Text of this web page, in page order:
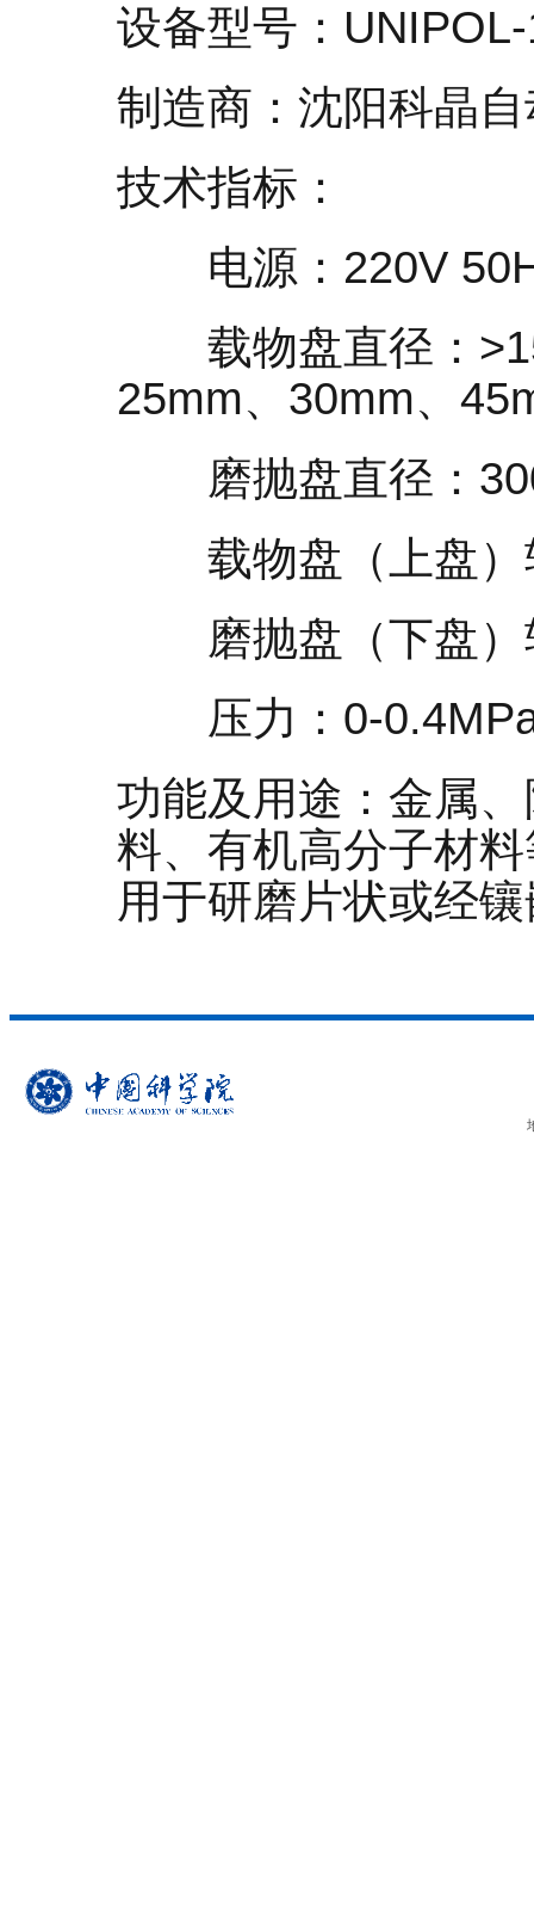
设备型号：
制造商：沈阳科晶
技术指标：
电源：220V
载物盘直径：
25mm、30mm、
磨抛盘直径：
载物盘（上盘）
磨抛盘（下盘）
压力：0-
功能及用途：金属
料、有机高分子材
用于研磨片状或经